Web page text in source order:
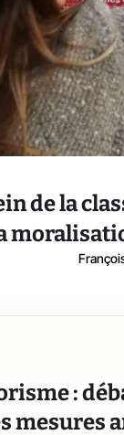
de la
:
mesures